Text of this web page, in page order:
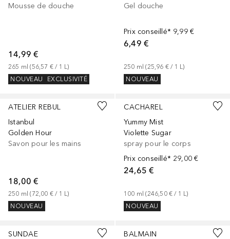
Mousse de douche
14,99 €
265 ml (56,57 € / 1 L)
NOUVEAU
EXCLUSIVITÉ
Gel douche
Prix conseillé* 9,99 €
6,49 €
250 ml (25,96 € / 1 L)
NOUVEAU
ATELIER REBUL
Istanbul
Golden Hour
Savon pour les mains
18,00 €
250 ml (72,00 € / 1 L)
NOUVEAU
CACHAREL
Yummy Mist
Violette Sugar
spray pour le corps
Prix conseillé* 29,00 €
24,65 €
100 ml (246,50 € / 1 L)
NOUVEAU
SUNDAE
BALMAIN